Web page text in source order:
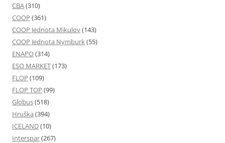
CBA(310)
COOP (361)
COOP Jednota Mikulov(143)
COOP Jednota Nymburk(55)
ENAPO(314)
ESO MARKET(173)
FLOP (109)
FLOP TOP (99)
Globus(518)
Hruška (394)
ICELAND(10)
Interspar(267)